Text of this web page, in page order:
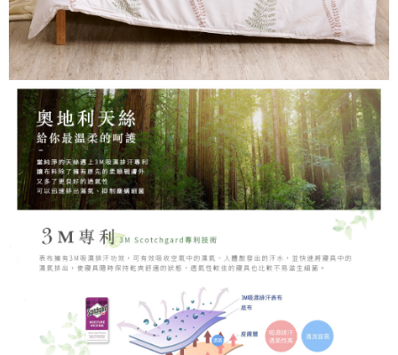
【注意事項】
１．透過由恩沛科技股份有限公司提供之「AFTEE先享後付」服務完成之交
易，需依本服務之必要範圍內提供個人資料，並將交易相關給付款項請求債
權轉讓予恩沛科技股份有限公司。
２．關於個人資料處理事宜，請瀏覽以下網址：
https://aftee.tw/terms/#terms3
３．未成年的使用者請事先徵得法定代理人或監護人之同意方可使用
「AFTEE先享後付」，若未經同意申辦者引起之損失，本公司不負相關責
任。
４．使用「AFTEE先享後付」時，將依據個別帳號之用戶狀況，依本公司即
時審查核予不同之上限額度；若仍有額度不足之情形，本公司將視審查結果
請求用戶進行身份認證。
５．嚴禁一人註冊多個帳號或使用他人資訊註冊。若發現惡意使用之情形，
恩沛科技股份有限公司將有權停止該用戶之使用額度並採取法律行動。
付款後7-11取貨
每筆NT$60，滿NT$999(含以上)免運費
新竹貨運
每筆NT$80，滿NT$999(含以上)免運費